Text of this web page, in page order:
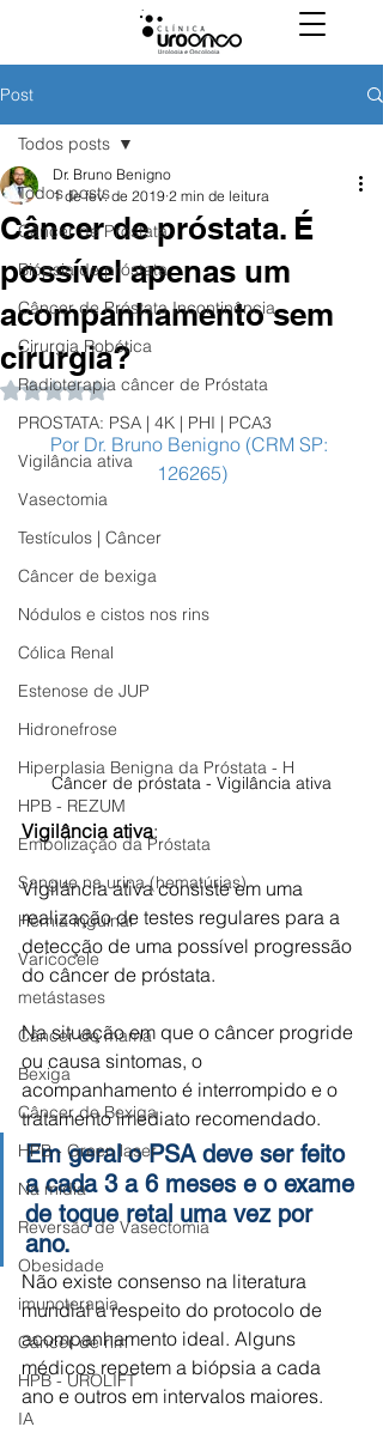
Post
Todos posts
Câncer de Próstata
Biópsia de próstata
Câncer de Próstata Incontinência
Cirurgia Robótica
Radioterapia câncer de Próstata
PROSTATA: PSA | 4K | PHI | PCA3
Vigilância ativa
Vasectomia
Testículos | Câncer
Câncer de bexiga
Nódulos e cistos nos rins
Cólica Renal
Estenose de JUP
Hidronefrose
Hiperplasia Benigna da Próstata - H
HPB - REZUM
Embolização da Próstata
Sangue na urina (hematúrias)
Hérnia inguinal
Varicocele
metástases
Câncer de mama
Bexiga
Câncer de Bexiga
HPB - Green laser
Na mídia
Reversão de Vasectomia
Obesidade
imunoterapia
Câncer de rim
HPB - UROLIFT
IA
Todos posts
Câncer de próstata. É
possível apenas um
acompanhamento sem
cirurgia?
Dr. Bruno Benigno
1 de fev. de 2019 2 min de leitura
Avaliado com NaN de 5 estrelas.
Por Dr. Bruno Benigno (CRM SP:
126265)
Câncer de próstata - Vigilância ativa
Vigilância ativa:
Vigilância ativa consiste em uma
realização de testes regulares para a
detecção de uma possível progressão
do câncer de próstata.
Na situação em que o câncer progride
ou causa sintomas, o
acompanhamento é interrompido e o
tratamento imediato recomendado.
Em geral o PSA deve ser feito
a cada 3 a 6 meses e o exame
de toque retal uma vez por
ano.
Não existe consenso na literatura
mundial a respeito do protocolo de
acompanhamento ideal. Alguns
médicos repetem a biópsia a cada
ano e outros em intervalos maiores.